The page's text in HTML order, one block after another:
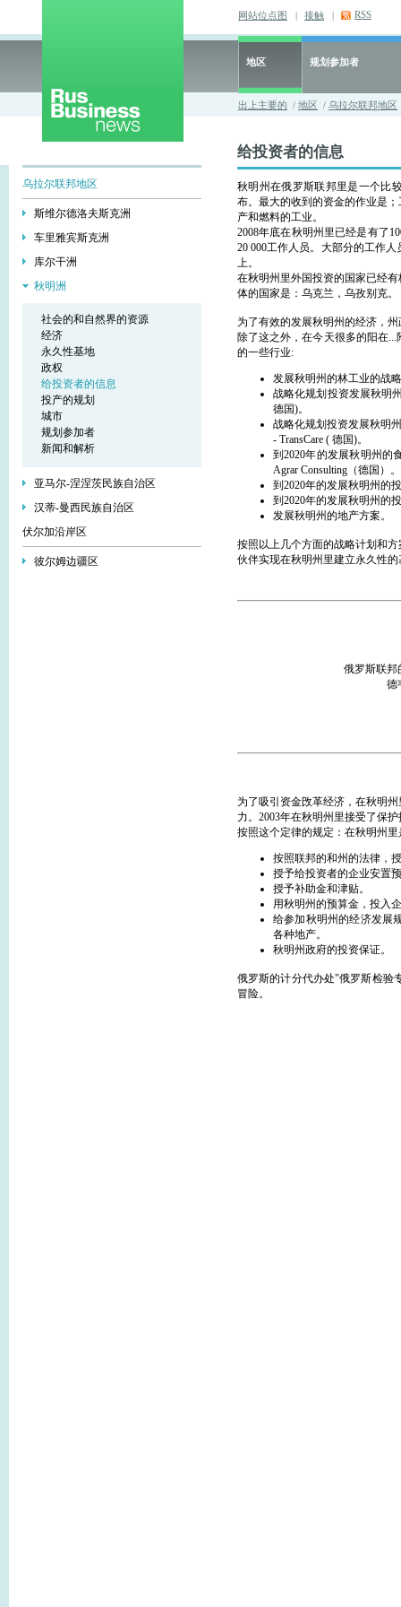
网站位点图 | 接触 | RSS
地区 规划参加者
出上主要的 / 地区 / 乌拉尔联邦地区
乌拉尔联邦地区
斯维尔德洛夫斯克洲
车里雅宾斯克洲
库尔干洲
秋明洲
社会的和自然界的资源
经济
永久性基地
政权
给投资者的信息
投产的规划
城市
规划参加者
新闻和解析
亚马尔-涅涅茨民族自治区
汉蒂-曼西民族自治区
伏尔加沿岸区
彼尔姆边疆区
给投资者的信息
秋明州在俄罗斯联邦里是一个比
布。最大的收到的资金的作业是
产和燃料的工业。
2008年底在秋明州里已经是有了
20 000工作人员。大部分的工作
上。
在秋明州里外国投资的国家已经
体的国家是：乌克兰，乌孜别克。
为了有效的发展秋明州的经济，
除了这之外，在今天很多的阳在
的一些行业:
发展秋明州的林工业的战
战略化规划投资发展秋明
德国)。
战略化规划投资发展秋明
- TransCare ( 德国)。
到2020年的发展秋明州
Agrar Consulting（德国）。
到2020年的发展秋明州的
到2020年的发展秋明州
发展秋明州的地产方案。
按照以上几个方面的战略计划和
伙伴实现在秋明州里建立永久性的
俄罗斯联邦
德
为了吸引资金攺革经济，在秋明
力。2003年在秋明州里接受了保
按照这个定律的规定：在秋明州
按照联邦的和州的法律，
授予给投资者的企业安置
授予补助金和津贴。
用秋明州的预算金，投入
给参加秋明州的经济发展
各种地产。
秋明州政府的投资保证。
俄罗斯的计分代办处"俄罗斯检验
冒险。